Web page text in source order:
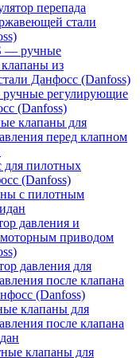
перепада
стали
— ручные
из
Данфосс (Danfoss)
регулирующие
(Danfoss)
клапаны для
перед клапном
пилотных
(Danfoss)
с пилотным
давления и
приводом
давления для
после клапана
(Danfoss)
клапаны для
после клапана
клапаны для